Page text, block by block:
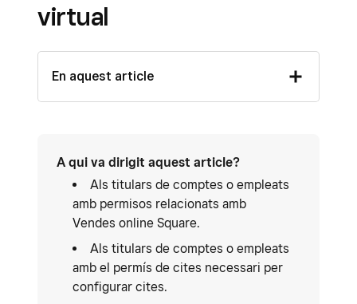
virtual
En aquest article
A qui va dirigit aquest article?
Als titulars de comptes o empleats
amb permisos relacionats amb
Vendes online Square.
Als titulars de comptes o empleats
amb el permís de cites necessari per
configurar cites.